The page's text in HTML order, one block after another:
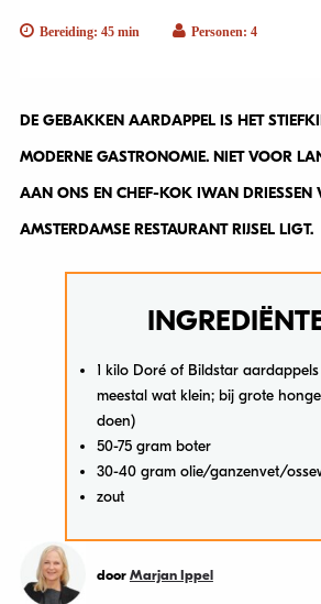
Bereiding: 45 min Personen: 4
DE GEBAKKEN AARDAPPEL IS HET
MODERNE GASTRONOMIE. NIET VOOR
AAN ONS EN CHEF-KOK IWAN DRIESSEN
AMSTERDAMSE RESTAURANT RIJSEL LIGT.
1 kilo Doré of Bildstar
meestal wat klein; bij grote
doen)
50-75 gram boter
30-40 gram olie/ganzenvet/
zout
door Marjan Ippel